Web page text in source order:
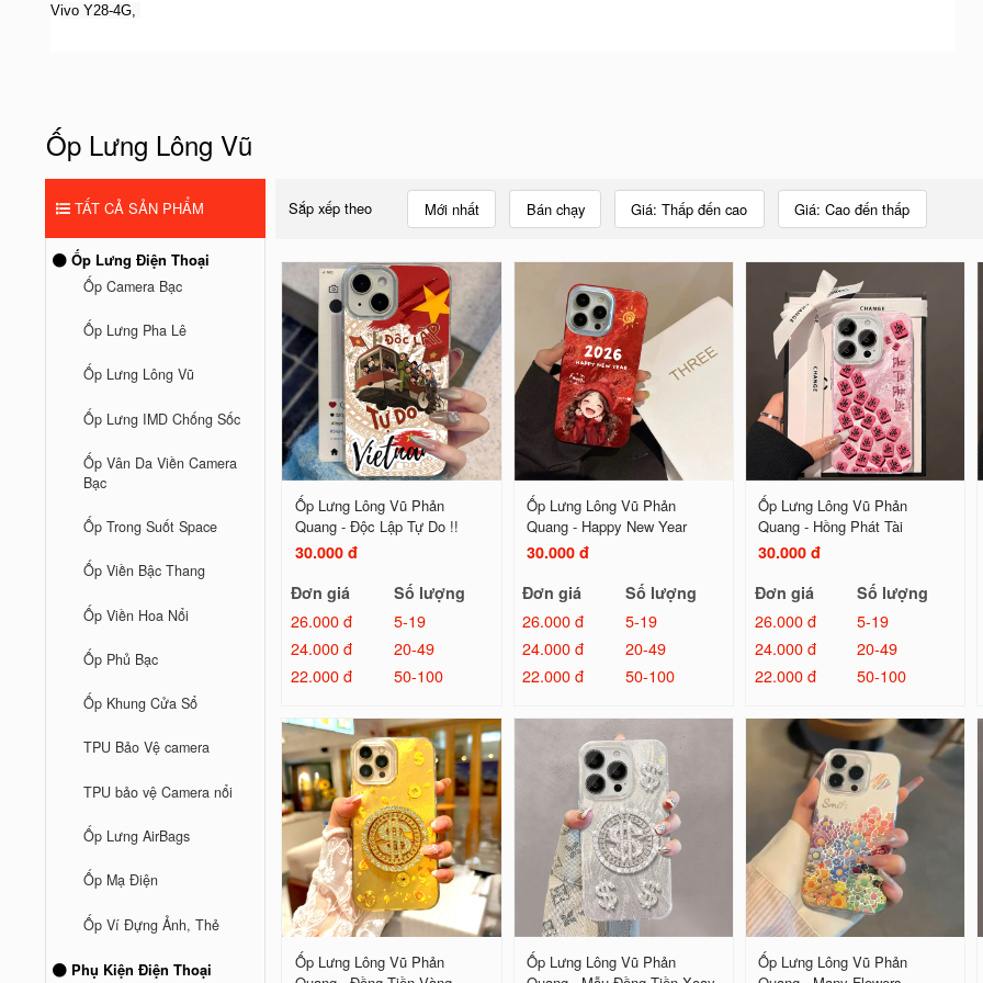
Vivo Y28-4G,
Ốp Lưng Lông Vũ
TẤT CẢ SẢN PHẨM
Ốp Lưng Điện Thoại
Ốp Camera Bạc
Ốp Lưng Pha Lê
Ốp Lưng Lông Vũ
Ốp Lưng IMD Chống Sốc
Ốp Vân Da Viền Camera
Bạc
Ốp Trong Suốt Space
Ốp Viền Bậc Thang
Ốp Viền Hoa Nổi
Ốp Phủ Bạc
Ốp Khung Cửa Sổ
TPU Bảo Vệ camera
TPU bảo vệ Camera nổi
Ốp Lưng AirBags
Ốp Mạ Điện
Ốp Ví Đựng Ảnh, Thẻ
Phụ Kiện Điện Thoại
Sắp xếp theo Mới nhất Bán chạy Giá: Thấp đến cao Giá: Cao đến thấp
Ốp Lưng Lông Vũ Phản
Quang - Độc Lập Tự Do !!
30.000 đ
Đơn giá
Số lượng
26.000 đ
5-19
24.000 đ
20-49
22.000 đ
50-100
Ốp Lưng Lông Vũ Phản
Quang - Happy New Year
30.000 đ
Đơn giá
Số lượng
26.000 đ
5-19
24.000 đ
20-49
22.000 đ
50-100
Ốp Lưng Lông Vũ Phản
Quang - Hồng Phát Tài
30.000 đ
Đơn giá
Số lượng
26.000 đ
5-19
24.000 đ
20-49
22.000 đ
50-100
Ốp Lưng Lông Vũ Phản
Ốp Lưng Lông Vũ Phản
Ốp Lưng Lông Vũ Phản